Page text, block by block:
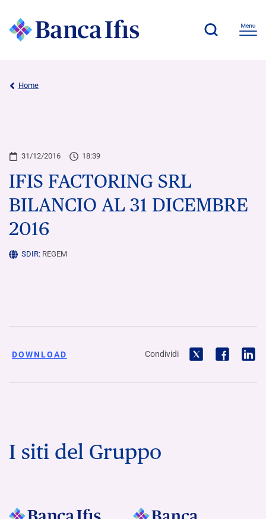
Home
31/12/2016 18:39
IFIS FACTORING SRL
BILANCIO AL 31 DICEMBRE
2016
SDIR: REGEM
DOWNLOAD Condividi
I siti del Gruppo